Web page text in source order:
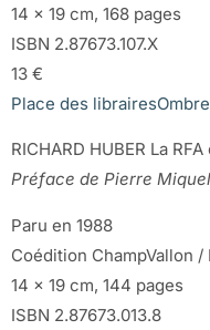
14 x 19 cm, 168 pages
ISBN 2.87673.107.X
13 €
Place des libraires
RICHARD HUBER La
Préface de Pierre Miquel
Paru en 1988
Coédition ChampVallon /
14 x 19 cm, 144 pages
ISBN 2.87673.013.8